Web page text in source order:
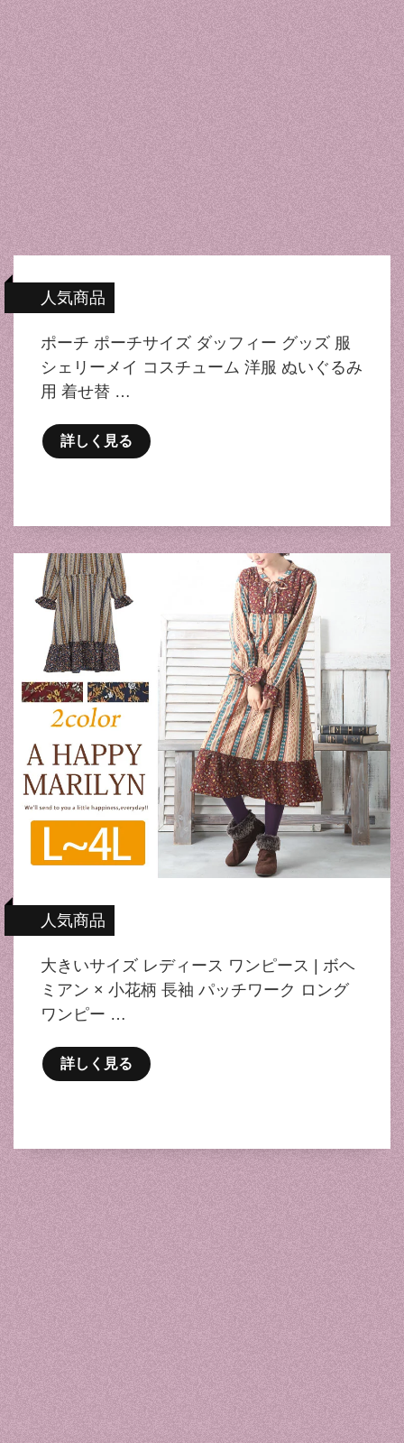
人気商品
ポーチ ポーチサイズ ダッフィー グッズ 服
シェリーメイ コスチューム 洋服 ぬいぐるみ
用 着せ替 …
詳しく見る
人気商品
大きいサイズ レディース ワンピース | ボヘ
ミアン × 小花柄 長袖 パッチワーク ロング
ワンピー …
詳しく見る